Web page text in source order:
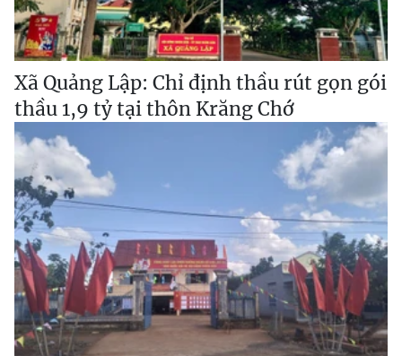
Xã Quảng Lập: Chỉ định thầu rút gọn gói
thầu 1,9 tỷ tại thôn Krăng Chớ